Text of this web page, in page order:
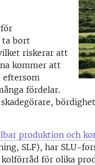
ta bort
riskerar att
kommer att
eftersom
fördelar.
produktion och
SLF), har SLU-
för olika